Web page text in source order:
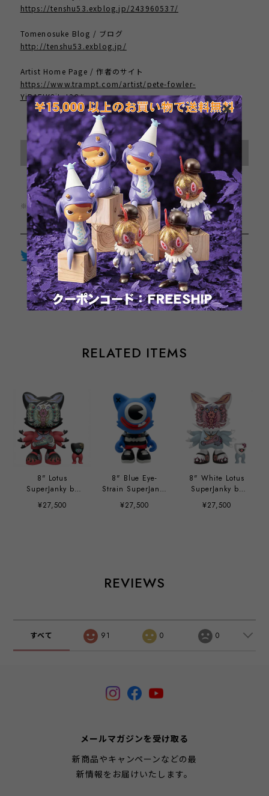
https://tenshu53.exblog.jp/243960537/
Tomenosuke Blog / ブログ
http://tenshu53.exblog.jp/
Artist Home Page / 作者のサイト
https://www.trampt.com/artist/pete-fowler-
YiBAFtK8iLyt2Q#
International shipping available
Sold out
日本国内にお住まいの方向け
※この商品は1点までのご注文とさせていただきます。
Twitter LINE Facebook
通報する
RELATED ITEMS
8" Lotus
SuperJanky by
Junko Mizuno
¥27,500
8" Blue Eye-
Strain SuperJanky
by Grand
Chamaco
¥27,500
8" White Lotus
SuperJanky by
Junko Mizuno
¥27,500
REVIEWS
すべて 91 0 0
メールマガジンを受け取る
新商品やキャンペーンなどの最
新情報をお届けいたします。